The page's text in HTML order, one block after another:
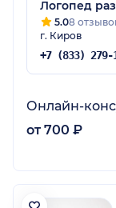
Логопед
5.08
г. Киров
Онлайн-
от 700 ₽